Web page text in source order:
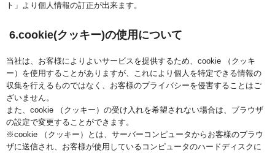
ト」より個人情報の訂正が出来ます。
6.cookie(クッキー)の使用について
当社は、お客様によりよいサービスを提供するため、cookie （クッキ
ー）を使用することがありますが、これにより個人を特定できる情報の
収集を行えるものではなく、お客様のプライバシーを侵害することはご
ざいません。
また、cookie （クッキー）の受け入れを希望されない場合は、ブラウザ
の設定で変更することができます。
※cookie （クッキー）とは、サーバーコンピュータからお客様のブラウ
ザに送信され、お客様が使用しているコンピュータのハードディスクに